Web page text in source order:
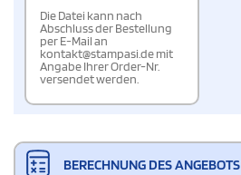
Die Datei kann nach
Abschluss der Bestellung
per E-Mail an
kontakt@stampasi.de mit
Angabe Ihrer Order-Nr.
versendet werden.
BERECHNUNG DES ANGEBOTS